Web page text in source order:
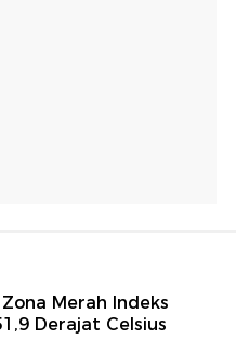
Merah Indeks
Derajat Celsius